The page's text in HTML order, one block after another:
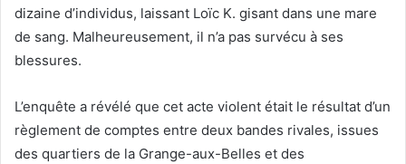
dizaine d’individus, laissant Loïc K. gisant dans une mare
de sang. Malheureusement, il n’a pas survécu à ses
blessures.
L’enquête a révélé que cet acte violent était le résultat d’un
règlement de comptes entre deux bandes rivales, issues
des quartiers de la Grange-aux-Belles et des